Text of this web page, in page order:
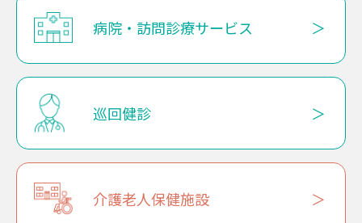
病院・訪問診療サービス
巡回健診
介護老人保健施設